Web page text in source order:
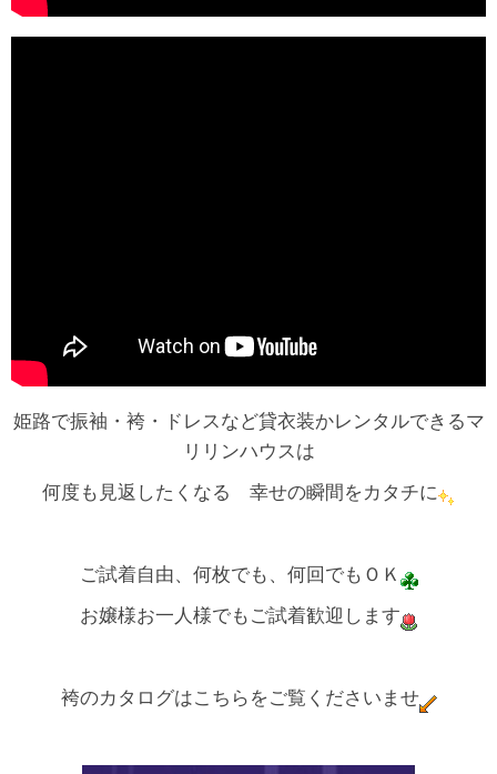
姫路で振袖・袴・ドレスなど貸衣装かレンタルできるマ
リリンハウスは
何度も見返したくなる 幸せの瞬間をカタチに
ご試着自由、何枚でも、何回でもＯＫ
お嬢様お一人様でもご試着歓迎します
袴のカタログはこちらをご覧くださいませ